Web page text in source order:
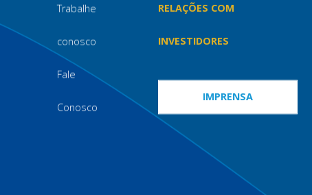
Trabalhe
conosco
Fale
Conosco
RELAÇÕES COM
INVESTIDORES
IMPRENSA